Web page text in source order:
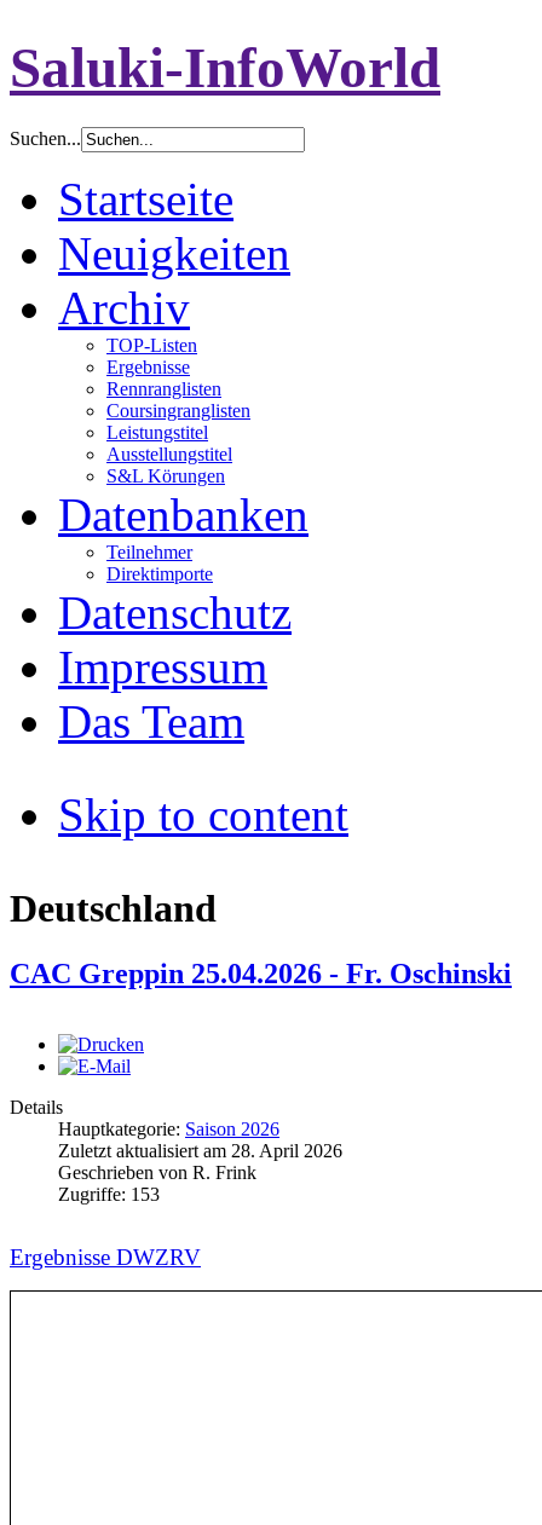
Saluki-InfoWorld
Suchen...
Startseite
Neuigkeiten
Archiv
TOP-Listen
Ergebnisse
Rennranglisten
Coursingranglisten
Leistungstitel
Ausstellungstitel
S&L Körungen
Datenbanken
Teilnehmer
Direktimporte
Datenschutz
Impressum
Das Team
Skip to content
Deutschland
CAC Greppin 25.04.2026 - Fr. Oschinski
Details
Hauptkategorie: Saison 2026
Zuletzt aktualisiert am 28. April 2026
Geschrieben von R. Frink
Zugriffe: 153
Ergebnisse DWZRV